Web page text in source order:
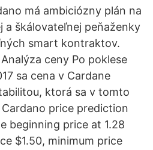
má ambiciózny plán na
a škálovateľnej peňaženky
smart kontraktov.
ceny Po poklese
sa cena v Cardane
ktorá sa v tomto
price prediction
beginning price at 1.28
$1.50, minimum price